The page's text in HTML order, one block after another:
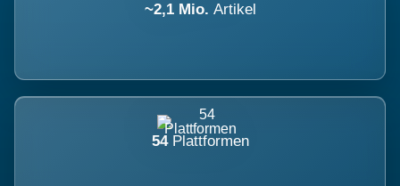
~2,1 Mio. Artikel
54 Plattformen